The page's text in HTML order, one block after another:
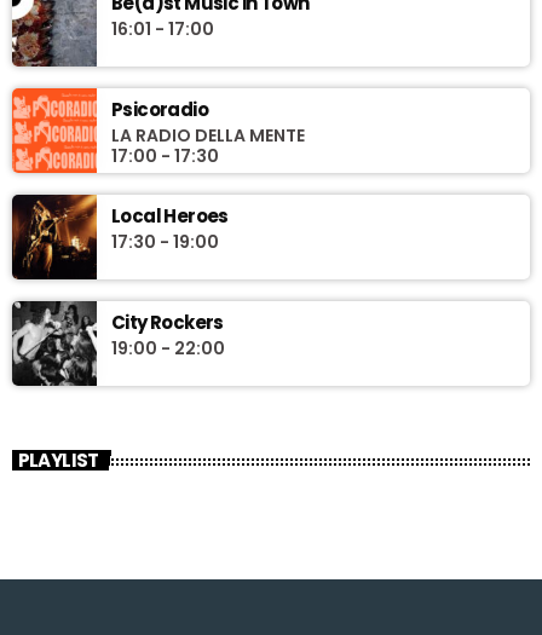
16:01 - 17:00
Psicoradio
LA RADIO DELLA MENTE
17:00 - 17:30
Local Heroes
17:30 - 19:00
City Rockers
19:00 - 22:00
PLAYLIST